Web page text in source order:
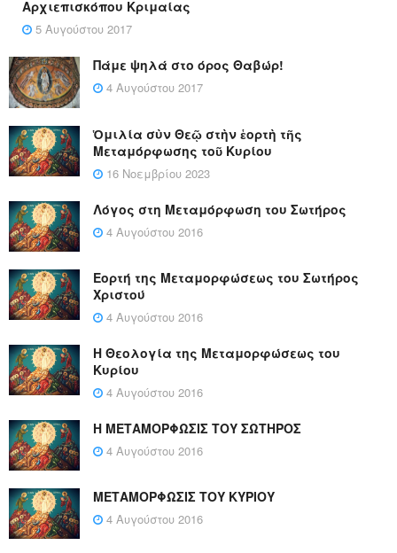
Αρχιεπισκόπου Κριμαίας
5 Αυγούστου 2017
Πάμε ψηλά στο όρος Θαβώρ!
4 Αυγούστου 2017
Ὁμιλία σὺν Θεῷ στὴν ἑορτὴ τῆς
Μεταμόρφωσης τοῦ Κυρίου
16 Νοεμβρίου 2023
Λόγος στη Μεταμόρφωση του Σωτήρος
4 Αυγούστου 2016
Εορτή της Μεταμορφώσεως του Σωτήρος
Χριστού
4 Αυγούστου 2016
Η Θεολογία της Μεταμορφώσεως του
Κυρίου
4 Αυγούστου 2016
Η ΜΕΤΑΜΟΡΦΩΣΙΣ ΤΟΥ ΣΩΤΗΡΟΣ
4 Αυγούστου 2016
ΜΕΤΑΜΟΡΦΩΣΙΣ ΤΟΥ ΚΥΡΙΟΥ
4 Αυγούστου 2016